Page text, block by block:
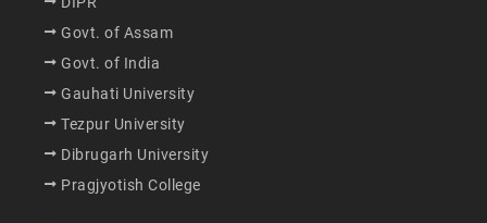
Govt. of Assam
Govt. of India
Gauhati University
Tezpur University
Dibrugarh University
Pragjyotish College